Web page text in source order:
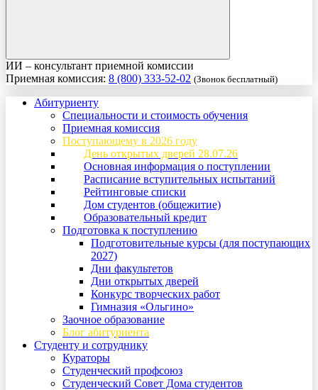
ИИ – консультант приемной комиссии
Приемная комиссия: 8 (800) 333-52-02 (Звонок бесплатный)
Абитуриенту
Специальности и стоимость обучения
Приемная комиссия
Поступающему в 2026 году
День открытых дверей 28.07.26
Основная информация о поступлении
Расписание вступительных испытаний
Рейтинговые списки
Дом студентов (общежитие)
Образовательный кредит
Подготовка к поступлению
Подготовительные курсы (для поступающих
2027)
Дни факультетов
Дни открытых дверей
Конкурс творческих работ
Гимназия «Ольгино»
Заочное образование
Блог абитуриента
Студенту и сотруднику
Кураторы
Студенческий профсоюз
Студенческий Совет Дома студентов